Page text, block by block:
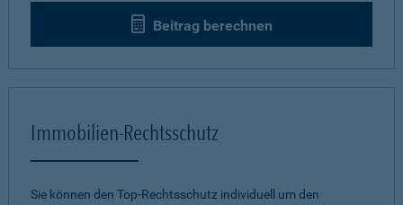
Beitrag berechnen
Immobilien-Rechtsschutz
Sie können den Top-Rechtsschutz individuell um den